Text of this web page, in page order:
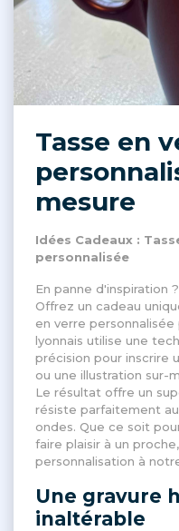
Tasse en
mesure
Idées Cadeaux :
personnalisée
En panne d'inspiration
Offrez un cadeau
en verre
lyonnais utilise une
précision pour inscrire
ou une illustration sur-
Le résultat offre un
résiste parfaitement
ondes. Que ce soit
faire plaisir à un
personnalisation à
Une gravure
inaltérable